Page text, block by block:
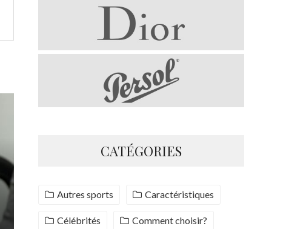
CATÉGORIES
Autres sports Caractéristiques
Célébrités Comment choisir?